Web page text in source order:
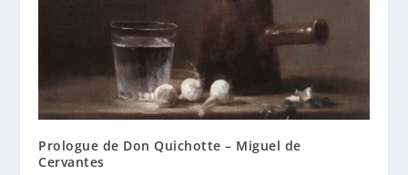
Prologue de Don Quichotte – Miguel de
Cervantes